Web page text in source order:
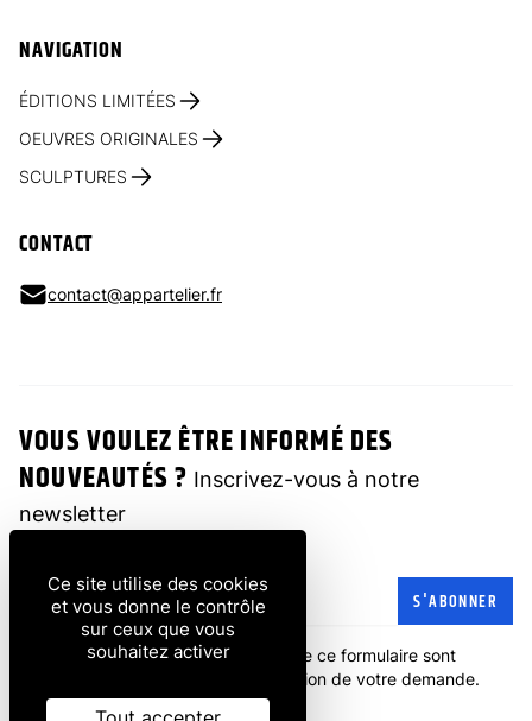
NAVIGATION
ÉDITIONS LIMITÉES
OEUVRES ORIGINALES
SCULPTURES
CONTACT
contact@appartelier.fr
VOUS VOULEZ ÊTRE INFORMÉ DES
NOUVEAUTÉS ? Inscrivez-vous à notre
newsletter
Adresse e-mail S'ABONNER
Les informations recueillies à partir de ce formulaire sont
transmises à l'entreprise pour la gestion de votre demande.
politique de confidentialité.
Ce site utilise des cookies
et vous donne le contrôle
sur ceux que vous
souhaitez activer